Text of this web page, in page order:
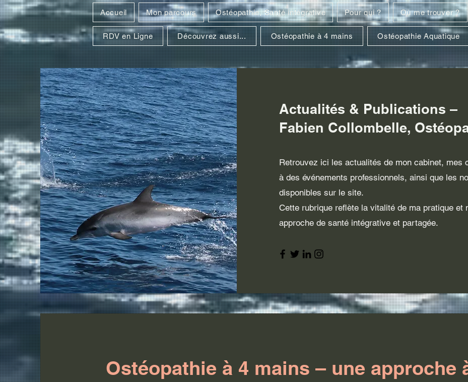
Accueil Mon parcours Ostéopathie, Santé intégrative Pour qui ? Où me trouver ?
RDV en Ligne Découvrez aussi... Ostéopathie à 4 mains Ostéopathie Aquatique
Actualités & Publications –
Fabien Collombelle,
Retrouvez ici les actualités de mon cabinet, mes
à des événements professionnels, ainsi que les
disponibles sur le site.
Cette rubrique reflète la vitalité de ma pratique et
approche de santé intégrative et partagée.
Ostéopathie à 4 mains – une approche